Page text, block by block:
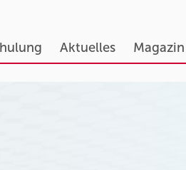
Aktuelles Magazin